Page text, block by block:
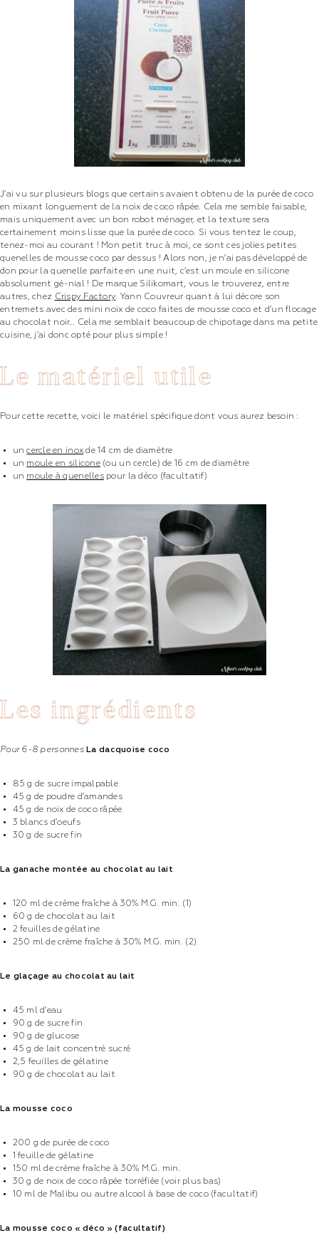
J’ai vu sur plusieurs blogs que certains avaient obtenu de la purée de coco
en mixant longuement de la noix de coco râpée. Cela me semble faisable,
mais uniquement avec un bon robot ménager, et la texture sera
certainement moins lisse que la purée de coco. Si vous tentez le coup,
tenez-moi au courant ! Mon petit truc à moi, ce sont ces jolies petites
quenelles de mousse coco par dessus ! Alors non, je n’ai pas développé de
don pour la quenelle parfaite en une nuit, c’est un moule en silicone
absolument gé-nial ! De marque Silikomart, vous le trouverez, entre
autres, chez Crispy Factory. Yann Couvreur quant à lui décore son
entremets avec des mini noix de coco faites de mousse coco et d’un flocage
au chocolat noir… Cela me semblait beaucoup de chipotage dans ma petite
cuisine, j’ai donc opté pour plus simple !
Le matériel utile
Pour cette recette, voici le matériel spécifique dont vous aurez besoin :
uncercle en inox de 14 cm de diamètre
un moule en silicone(ou un cercle) de 16 cm de diamètre
un moule à quenellespour la déco (facultatif)
Les ingrédients
Pour 6-8 personnes La dacquoise coco
85 g de sucre impalpable
45 g de poudre d’amandes
45 g de noix de coco râpée
3 blancs d’oeufs
30 g de sucre fin
La ganache montée au chocolat au lait
120 ml de crème fraîche à 30% M.G. min. (1)
60 g de chocolat au lait
2 feuilles de gélatine
250 ml de crème fraîche à 30% M.G. min. (2)
Le glaçage au chocolat au lait
45 ml d’eau
90 g de sucre fin
90 g de glucose
45 g de lait concentré sucré
2,5 feuilles de gélatine
90 g de chocolat au lait
La mousse coco
200 g de purée de coco
1 feuille de gélatine
150 ml de crème fraîche à 30% M.G. min.
30 g de noix de coco râpée torréfiée (voir plus bas)
10 ml de Malibu ou autre alcool à base de coco (facultatif)
La mousse coco « déco » (facultatif)